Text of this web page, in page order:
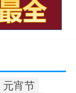
元宵节